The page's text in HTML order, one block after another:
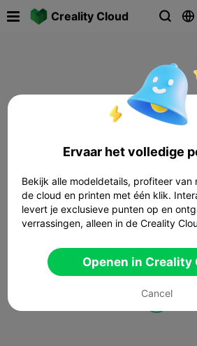
Creality Cloud  
Ervaar het volledige
Bekijk alle modeldetails, profiteer van
de cloud en printen met één klik.
levert je exclusieve punten op en
verrassingen, alleen in de Creality
Openen in Creality
Cancel